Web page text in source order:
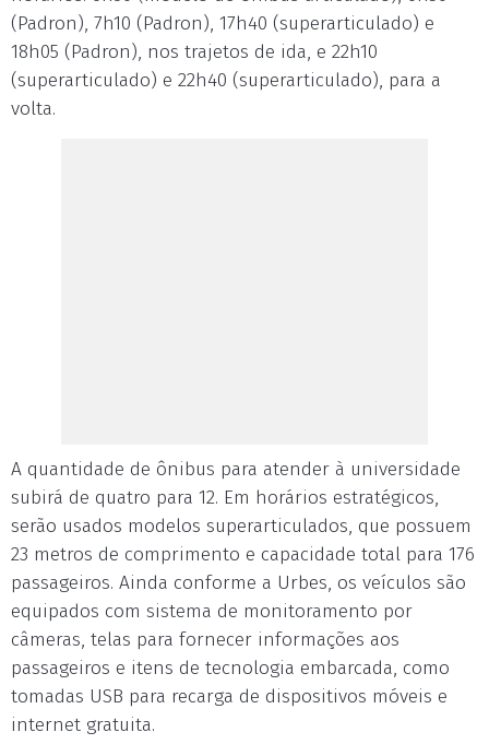
(Padron), 7h10 (Padron), 17h40 (superarticulado) e
18h05 (Padron), nos trajetos de ida, e 22h10
(superarticulado) e 22h40 (superarticulado), para a
volta.
A quantidade de ônibus para atender à universidade
subirá de quatro para 12. Em horários estratégicos,
serão usados modelos superarticulados, que possuem
23 metros de comprimento e capacidade total para 176
passageiros. Ainda conforme a Urbes, os veículos são
equipados com sistema de monitoramento por
câmeras, telas para fornecer informações aos
passageiros e itens de tecnologia embarcada, como
tomadas USB para recarga de dispositivos móveis e
internet gratuita.